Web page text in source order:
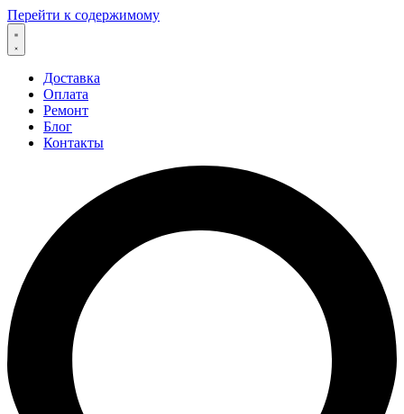
Перейти к содержимому
Доставка
Оплата
Ремонт
Блог
Контакты